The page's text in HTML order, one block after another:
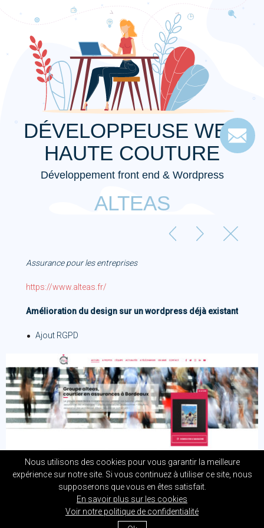
DÉVELOPPEUSE WEB
HAUTE COUTURE
Développement front end & Wordpress
ALTEAS
Assurance pour les entreprises
https://www.alteas.fr/
Amélioration du design sur un wordpress déjà existant
Ajout RGPD
Nous utilisons des cookies pour vous garantir la meilleure
expérience sur notre site. Si vous continuez à utiliser ce site, nous
supposerons que vous en êtes satisfait.
En savoir plus sur les cookies
Voir notre politique de confidentialité